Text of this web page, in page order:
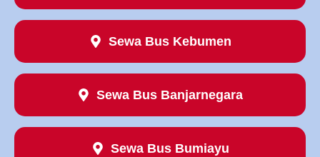
Sewa Bus Kebumen
Sewa Bus Banjarnegara
Sewa Bus Bumiayu